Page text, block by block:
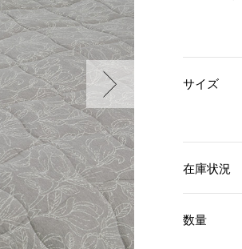
ス
ット
ション雑貨
／スヌード
／ストール
小物
インケース
チ／アクセサリー
ス
ット
着物／浴衣
その他
サイズ
在庫状況
数量